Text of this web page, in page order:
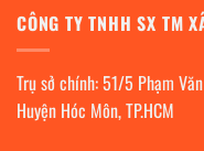
CÔNG TY TNHH SX TM
Trụ sở chính: 51/5 Phạm
Huyện Hóc Môn, TP.HCM